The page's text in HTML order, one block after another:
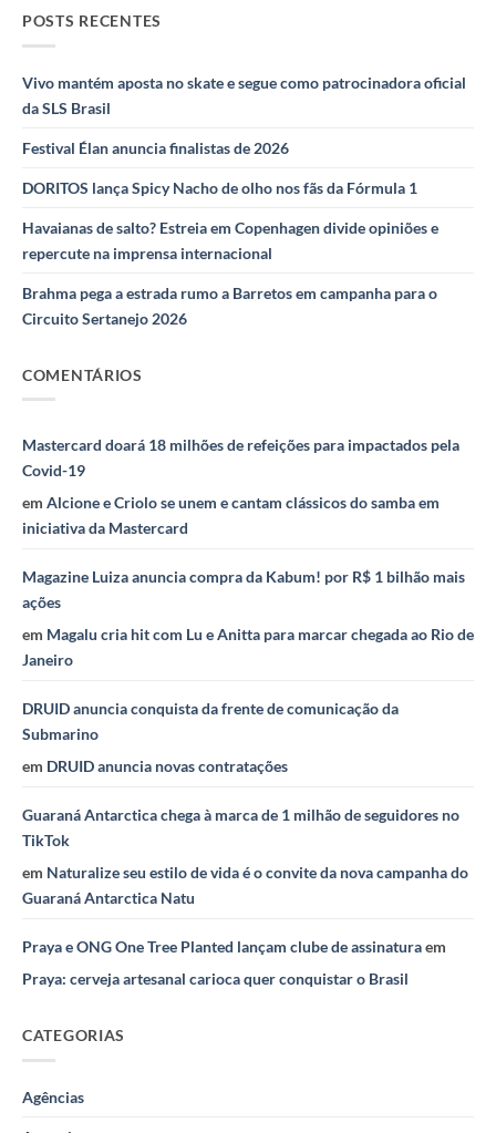
POSTS RECENTES
Vivo mantém aposta no skate e segue como patrocinadora oficial
da SLS Brasil
Festival Élan anuncia finalistas de 2026
DORITOS lança Spicy Nacho de olho nos fãs da Fórmula 1
Havaianas de salto? Estreia em Copenhagen divide opiniões e
repercute na imprensa internacional
Brahma pega a estrada rumo a Barretos em campanha para o
Circuito Sertanejo 2026
COMENTÁRIOS
Mastercard doará 18 milhões de refeições para impactados pela
Covid-19
em Alcione e Criolo se unem e cantam clássicos do samba em
iniciativa da Mastercard
Magazine Luiza anuncia compra da Kabum! por R$ 1 bilhão mais
ações
em Magalu cria hit com Lu e Anitta para marcar chegada ao Rio de
Janeiro
DRUID anuncia conquista da frente de comunicação da
Submarino
em DRUID anuncia novas contratações
Guaraná Antarctica chega à marca de 1 milhão de seguidores no
TikTok
em Naturalize seu estilo de vida é o convite da nova campanha do
Guaraná Antarctica Natu
Praya e ONG One Tree Planted lançam clube de assinaturaem
Praya: cerveja artesanal carioca quer conquistar o Brasil
CATEGORIAS
Agências